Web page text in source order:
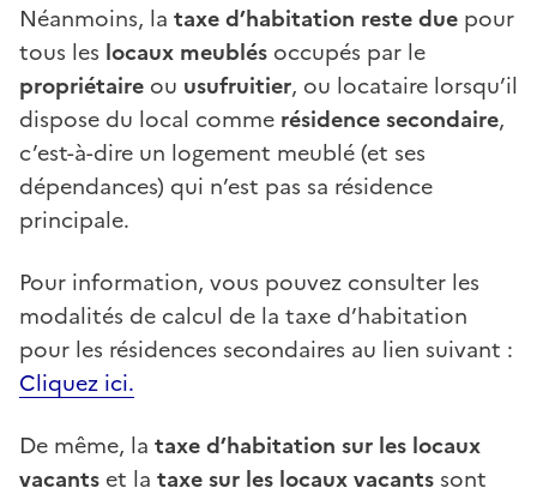
Néanmoins, la taxe d’habitation reste due pour
tous les locaux meublés occupés par le
propriétaire ou usufruitier, ou locataire lorsqu’il
dispose du local comme résidence secondaire,
c’est-à-dire un logement meublé (et ses
dépendances) qui n’est pas sa résidence
principale.
Pour information, vous pouvez consulter les
modalités de calcul de la taxe d’habitation
pour les résidences secondaires au lien suivant :
Cliquez ici.
De même, la taxe d’habitation sur les locaux
vacants et la taxe sur les locaux vacants sont